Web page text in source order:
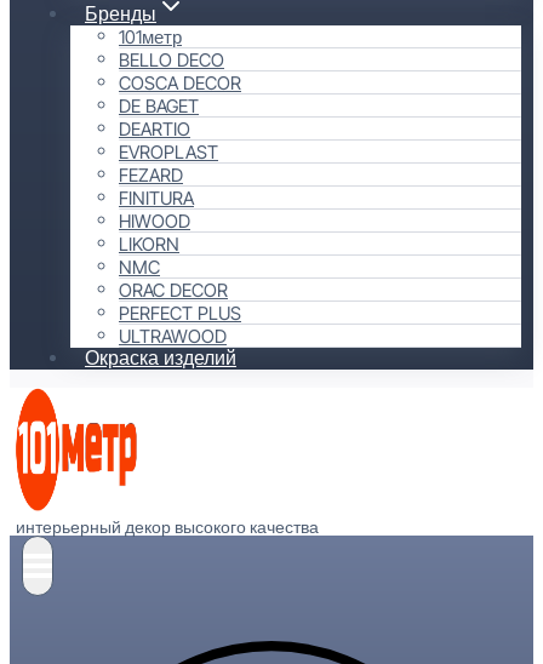
Бренды
101метр
BELLO DECO
COSCA DECOR
DE BAGET
DEARTIO
EVROPLAST
FEZARD
FINITURA
HIWOOD
LIKORN
NMC
ORAC DECOR
PERFECT PLUS
ULTRAWOOD
Окраска изделий
интерьерный декор высокого качества